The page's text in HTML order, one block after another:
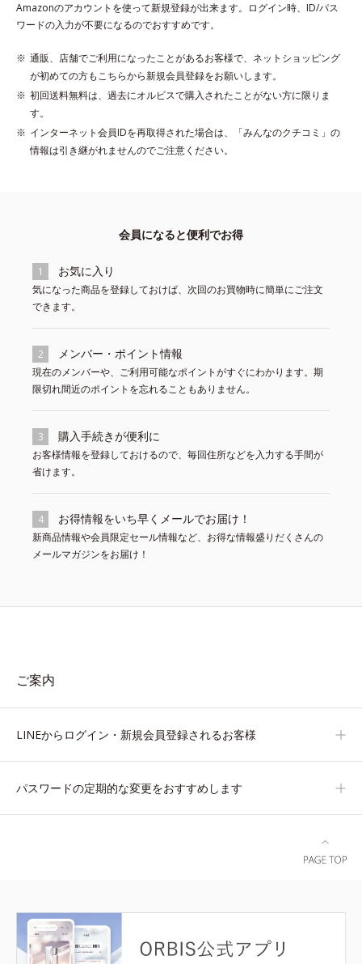
Amazonのアカウントを使って新規登録が出来ます。ログイン時、ID/パス
ワードの入力が不要になるのでおすすめです。
通販、店舗でご利用になったことがあるお客様で、ネットショッピング
が初めての方もこちらから新規会員登録をお願いします。
初回送料無料は、過去にオルビスで購入されたことがない方に限りま
す。
インターネット会員IDを再取得された場合は、「みんなのクチコミ」の
情報は引き継がれませんのでご注意ください。
会員になると便利でお得
1 お気に入り
気になった商品を登録しておけば、次回のお買物時に簡単にご注文
できます。
2 メンバー・ポイント情報
現在のメンバーや、ご利用可能なポイントがすぐにわかります。期
限切れ間近のポイントを忘れることもありません。
3 購入手続きが便利に
お客様情報を登録しておけるので、毎回住所などを入力する手間が
省けます。
4 お得情報をいち早くメールでお届け！
新商品情報や会員限定セール情報など、お得な情報盛りだくさんの
メールマガジンをお届け！
ご案内
LINEからログイン・新規会員登録されるお客様
パスワードの定期的な変更をおすすめします